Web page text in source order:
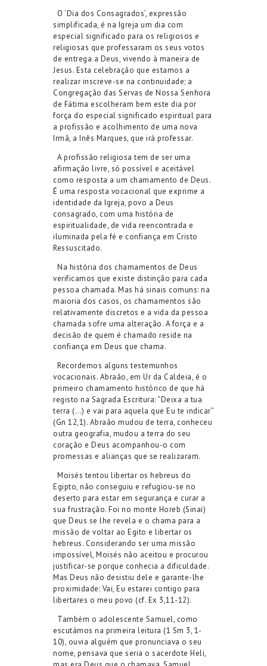
O ‘Dia dos Consagrados’, expressão
simplificada, é na Igreja um dia com
especial significado para os religiosos e
religiosas que professaram os seus votos
de entrega a Deus, vivendo à maneira de
Jesus. Esta celebração que estamos a
realizar inscreve-se na continuidade; a
Congregação das Servas de Nossa Senhora
de Fátima escolheram bem este dia por
força do especial significado espiritual para
a profissão e acolhimento de uma nova
Irmã, a Inês Marques, que irá professar.
A profissão religiosa tem de ser uma
afirmação livre, só possível e aceitável
como resposta a um chamamento de Deus.
É uma resposta vocacional que exprime a
identidade da Igreja, povo a Deus
consagrado, com uma história de
espiritualidade, de vida reencontrada e
iluminada pela fé e confiança em Cristo
Ressuscitado.
Na história dos chamamentos de Deus
verificamos que existe distinção para cada
pessoa chamada. Mas há sinais comuns: na
maioria dos casos, os chamamentos são
relativamente discretos e a vida da pessoa
chamada sofre uma alteração. A força e a
decisão de quem é chamado reside na
confiança em Deus que chama.
Recordemos alguns testemunhos
vocacionais. Abraão, em Ur da Caldeia, é o
primeiro chamamento histórico de que há
registo na Sagrada Escritura: “Deixa a tua
terra (…) e vai para aquela que Eu te indicar”
(Gn 12,1). Abraão mudou de terra, conheceu
outra geografia, mudou a terra do seu
coração e Deus acompanhou-o com
promessas e alianças que se realizaram.
Moisés tentou libertar os hebreus do
Egipto, não conseguiu e refugiou-se no
deserto para estar em segurança e curar a
sua frustração. Foi no monte Horeb (Sinai)
que Deus se lhe revela e o chama para a
missão de voltar ao Egito e libertar os
hebreus. Considerando ser uma missão
impossível, Moisés não aceitou e procurou
justificar-se porque conhecia a dificuldade.
Mas Deus não desistiu dele e garante-lhe
proximidade: Vai, Eu estarei contigo para
libertares o meu povo (cf. Ex 3,11-12).
Também o adolescente Samuel, como
escutámos na primeira leitura (1 Sm 3, 1-
10), ouvia alguém que pronunciava o seu
nome, pensava que seria o sacerdote Heli,